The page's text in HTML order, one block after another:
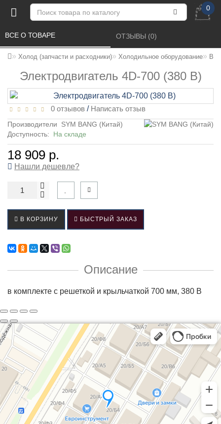
0
Холод (запчасти и расходники) Холодильное оборудование
Электродвигатель 4D-700 (380 В)
ВСЕ О ТОВАРЕ ОТЗЫВЫ (0)
0 отзывов / Написать отзыв
Производители
SYM BANG (Китай)
Доступность: На складе
18 909 р.
Нашли дешевле?
В КОРЗИНУ БЫСТРЫЙ ЗАКАЗ
Описание
в комплекте с решеткой и крыльчаткой 700 мм, 380 В